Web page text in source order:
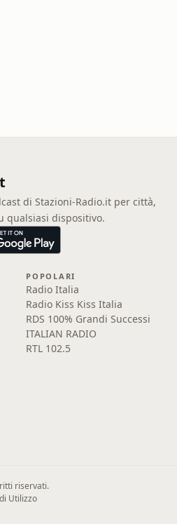
di Stazioni-Radio.it per città,
qualsiasi dispositivo.
POPOLARI
Radio Italia
Radio Kiss Kiss Italia
RDS 100% Grandi Successi
ITALIAN RADIO
RTL 102.5
riservati.
Utilizzo